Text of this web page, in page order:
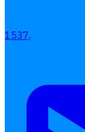
เบี้ยขยัน
บริการรับ
1537,